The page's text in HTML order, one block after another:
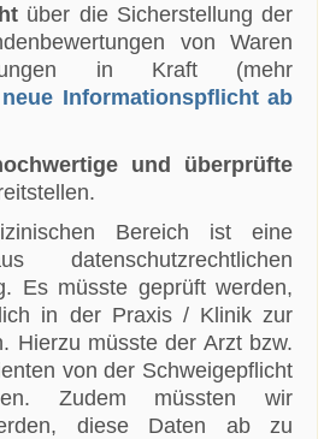
über die Sicherstellung der
von Waren
in Kraft (mehr
neue Informationspflicht ab
und überprüfte
Bereich ist eine
datenschutzrechtlichen
Es müsste geprüft werden,
in der Praxis / Klinik zur
Hierzu müsste der Arzt bzw.
von der Schweigepflicht
Zudem müssten wir
diese Daten ab zu